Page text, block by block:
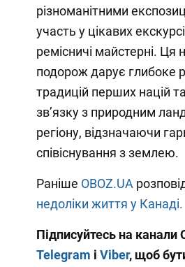
різноманітними
участь у цікавих
ремісничі майстерні. Ця
подорож дарує глибоке
традицій перших націй
зв’язку з природним
регіону, відзначаючи
співіснування з землею.
Раніше OBOZ.UA
недоліки життя у Канаді.
Підписуйтесь на канали
Telegram і Viber, щоб